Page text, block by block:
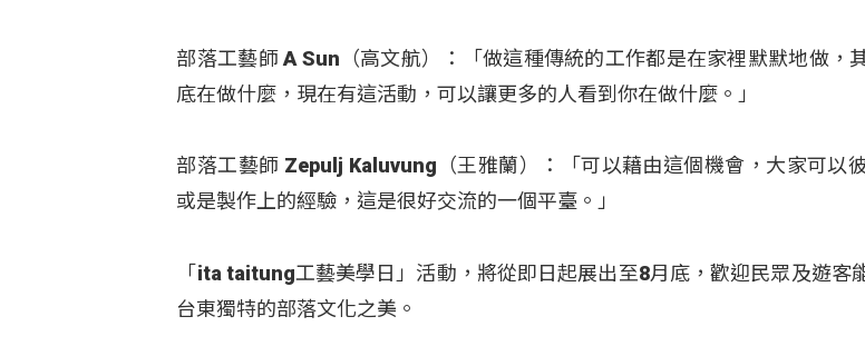
部落工藝師 A Sun（高文航）：「做這種傳統的工作都是在家裡默默地做，
底在做什麼，現在有這活動，可以讓更多的人看到你在做什麼。」
部落工藝師 Zepulj Kaluvung（王雅蘭）：「可以藉由這個機會，大家可以
或是製作上的經驗，這是很好交流的一個平臺。」
「ita taitung工藝美學日」活動，將從即日起展出至8月底，歡迎民眾及遊客
台東獨特的部落文化之美。